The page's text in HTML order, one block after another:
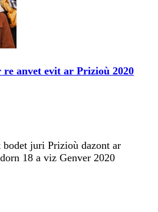
re anvet evit ar Prizioù 2020
bodet juri Prizioù dazont ar
18 a viz Genver 2020